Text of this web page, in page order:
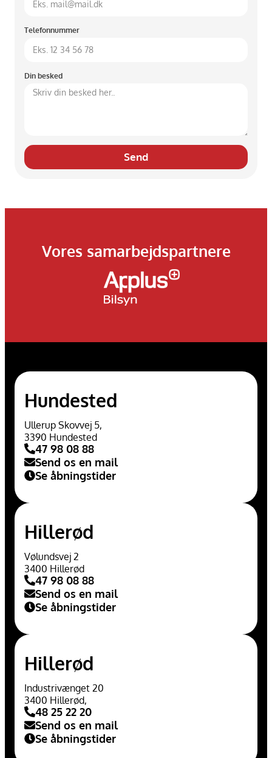
Telefonnummer
Din besked
Send
Vores samarbejdspartnere
Hundested
Ullerup Skovvej 5,
3390 Hundested
47 98 08 88
Send os en mail
Se åbningstider
Hillerød
Vølundsvej 2
3400 Hillerød
47 98 08 88
Send os en mail
Se åbningstider
Hillerød
Industrivænget 20
3400 Hillerød,
48 25 22 20
Send os en mail
Se åbningstider